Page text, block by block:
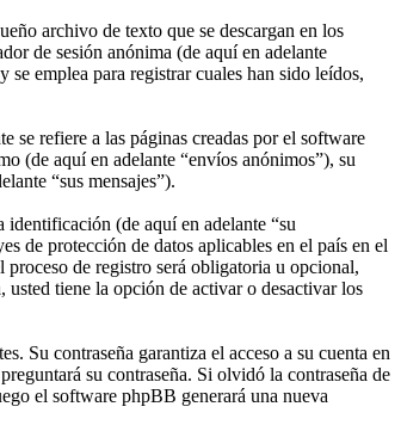
archivo de texto que se descargan en los
de sesión anónima (de aquí en adelante
emplea para registrar cuales han sido leídos,
se refiere a las páginas creadas por el software
(de aquí en adelante “envíos anónimos”), su
“sus mensajes”).
(de aquí en adelante “su
de protección de datos aplicables en el país en el
de registro será obligatoria u opcional,
tiene la opción de activar o desactivar los
Su contraseña garantiza el acceso a su cuenta en
su contraseña. Si olvidó la contraseña de
el software phpBB generará una nueva